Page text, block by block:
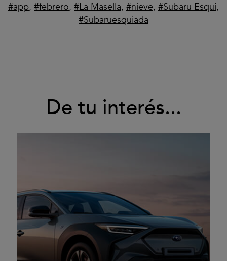
app, febrero, La Masella, nieve, Subaru Esquí,
Subaruesquiada
De tu interés...